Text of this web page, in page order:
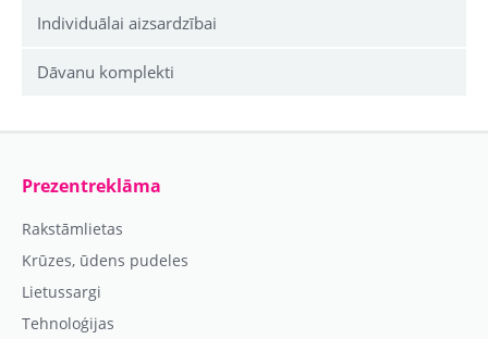
Individuālai aizsardzībai
Dāvanu komplekti
Prezentreklāma
Rakstāmlietas
Krūzes, ūdens pudeles
Lietussargi
Tehnoloģijas